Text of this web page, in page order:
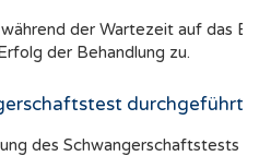
der Wartezeit auf das
der Behandlung zu.
durchgeführt
des Schwangerschaftstests